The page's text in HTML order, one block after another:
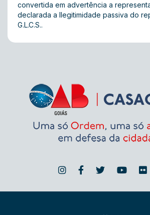
convertida em advertência a
declarada a Ilegitimidade passiva do
G.L.C.S..